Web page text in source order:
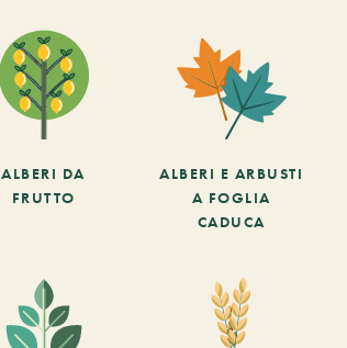
ALBERI DA
FRUTTO
ALBERI E ARBUSTI
A FOGLIA
CADUCA